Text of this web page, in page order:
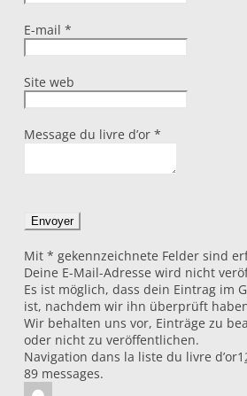
E-mail *
Site web
Message du livre d’or *
Mit * gekennzeichnete Felder sind
Deine E-Mail-Adresse wird nicht
Es ist möglich, dass dein Eintrag im
ist, nachdem wir ihn überprüft
Wir behalten uns vor, Einträge zu
oder nicht zu veröffentlichen.
Navigation dans la liste du livre d’or1
89 messages.